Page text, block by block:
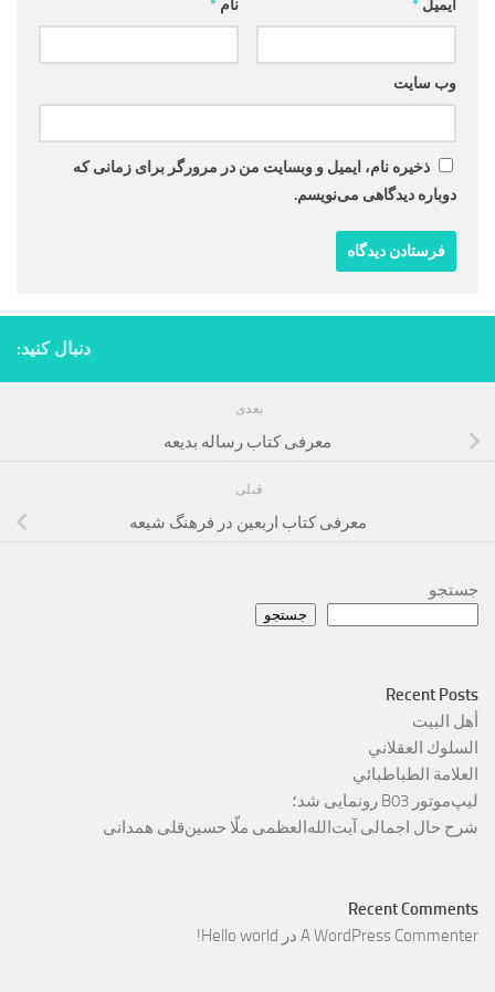
نام * ایمیل *
وب‌ سایت
ذخیره نام، ایمیل و وبسایت من در مرورگر برای زمانی که
دوباره دیدگاهی می‌نویسم.
دنبال کنید:
بعدی
معرفی کتاب رساله بدیعه
قبلی
معرفی کتاب اربعین در فرهنگ شیعه
جستجو
جستجو
Recent Posts
أهل البيت
السلوك العقلاني
العلامة الطباطبائي
لیپ‌موتور B03 رونمایی شد؛
شرح حال اجمالی آیت‌الله‌العظمی ملّا حسین‌قلی همدانی
Recent Comments
A WordPress Commenter در Hello world!